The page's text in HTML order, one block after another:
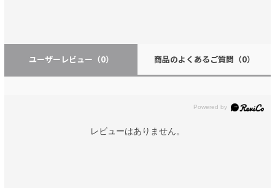
ユーザーレビュー （0） 商品のよくあるご質問 （0）
レビューはありません。